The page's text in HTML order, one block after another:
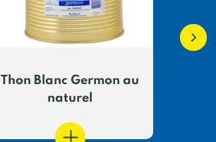
Thon Blanc Germon au
naturel